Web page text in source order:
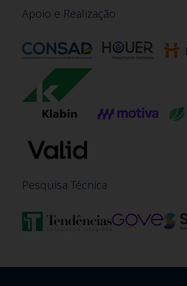
Apoio e Realização
Pesquisa Técnica